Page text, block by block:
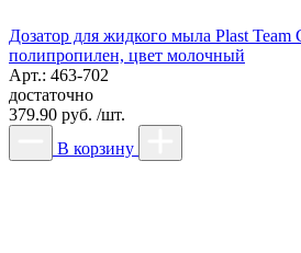
Дозатор для жидкого мыла Plast Team
полипропилен, цвет молочный
Арт.: 463-702
достаточно
379.90 руб. /шт.
В корзину